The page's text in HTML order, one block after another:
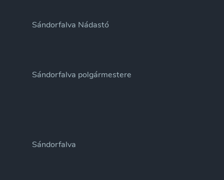
Sándorfalva Nádastó
Sándorfalva polgármestere
Sándorfalva